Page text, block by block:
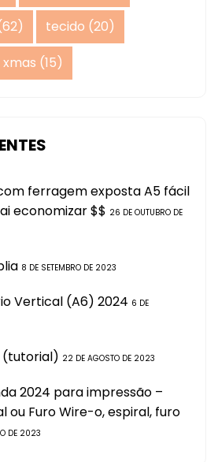
tecido (20)
xmas (15)
ferragem exposta A5 fácil
economizar $$ 26 DE OUTUBRO DE
8 DE SETEMBRO DE 2023
Vertical (A6) 2024 6 DE
(tutorial) 22 DE AGOSTO DE 2023
2024 para impressão –
ou Furo Wire-o, espiral, furo
DE 2023